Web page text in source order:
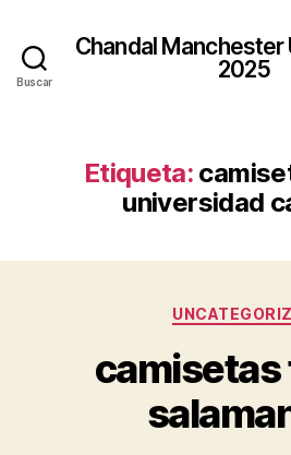
Buscar
Chandal
2025
Etiqueta:
universidad